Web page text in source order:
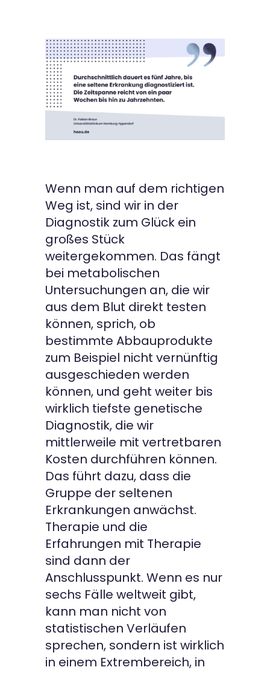
Wenn man auf dem richtigen
Weg ist, sind wir in der
Diagnostik zum Glück ein
großes Stück
weitergekommen. Das fängt
bei metabolischen
Untersuchungen an, die wir
aus dem Blut direkt testen
können, sprich, ob
bestimmte Abbauprodukte
zum Beispiel nicht vernünftig
ausgeschieden werden
können, und geht weiter bis
wirklich tiefste genetische
Diagnostik, die wir
mittlerweile mit vertretbaren
Kosten durchführen können.
Das führt dazu, dass die
Gruppe der seltenen
Erkrankungen anwächst.
Therapie und die
Erfahrungen mit Therapie
sind dann der
Anschlusspunkt. Wenn es nur
sechs Fälle weltweit gibt,
kann man nicht von
statistischen Verläufen
sprechen, sondern ist wirklich
in einem Extrembereich, in